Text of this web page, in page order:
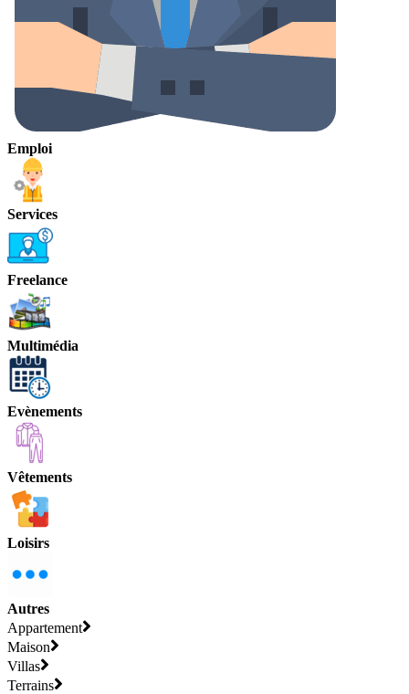
Emploi
Services
Freelance
Multimédia
Evènements
Vêtements
Loisirs
Autres
Appartement
Maison
Villas
Terrains